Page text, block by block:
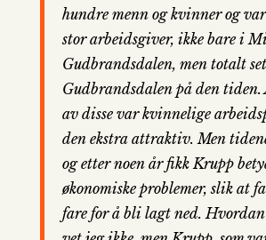
hundre menn og kvinner og
stor arbeidsgiver, ikke bare i
Gudbrandsdalen, men totalt
Gudbrandsdalen på den tiden.
av disse var kvinnelige
den ekstra attraktiv. Men
og etter noen år fikk Krupp
økonomiske problemer, slik at
fare for å bli lagt ned. Hvordan